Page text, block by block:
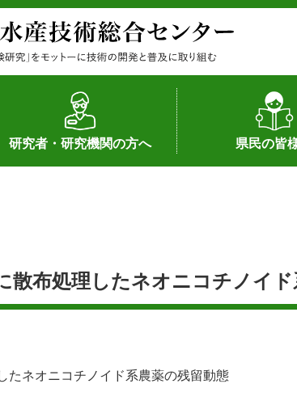
研究者・研究機関の方へ
研究者の紹介
シーズ研究の成果
産学官連携
知的財産の保有状況（特許）
知的財産の保有状況（品種）
研究員の受入
研究活動不正行為への対応
公的研究資金への対応
県民の皆
作物や園芸に関す
畜産に関する新技
森林林業に関する
病害虫に関する新
食品加工に関する
水産に関する新技
作物や園芸に関す
病害虫に関する豆
畜産に関する豆知
水産に関する豆知
バイテク・農業環
食品加工に関する
森林林業に関する
散布処理したネオニコチノイ
ネオニコチノイド系農薬の残留動態